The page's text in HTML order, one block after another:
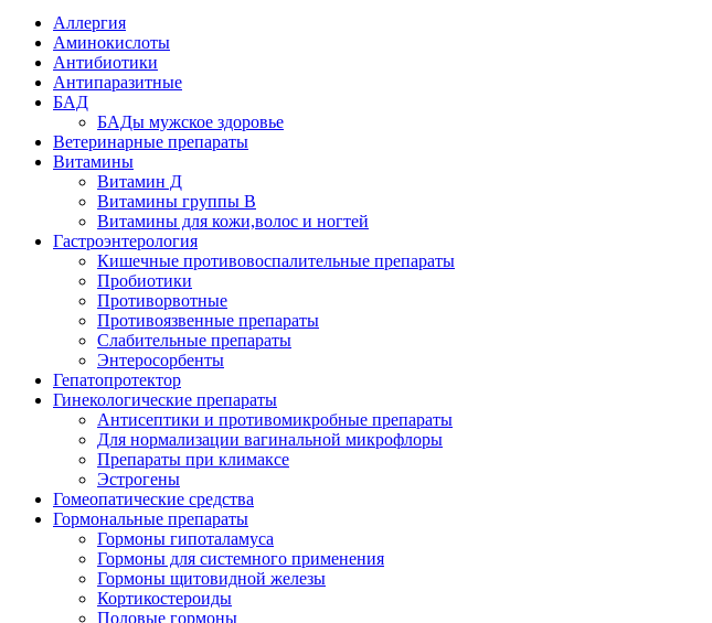
Аллергия
Аминокислоты
Антибиотики
Антипаразитные
БАД
БАДы мужское здоровье
Ветеринарные препараты
Витамины
Витамин Д
Витамины группы В
Витамины для кожи,волос и ногтей
Гастроэнтерология
Кишечные противовоспалительные препараты
Пробиотики
Противорвотные
Противоязвенные препараты
Слабительные препараты
Энтеросорбенты
Гепатопротектор
Гинекологические препараты
Антисептики и противомикробные препараты
Для нормализации вагинальной микрофлоры
Препараты при климаксе
Эстрогены
Гомеопатические средства
Гормональные препараты
Гормоны гипоталамуса
Гормоны для системного применения
Гормоны щитовидной железы
Кортикостероиды
Половые гормоны